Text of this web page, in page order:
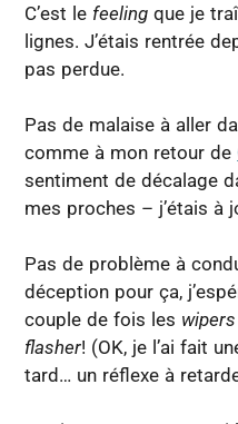
C’est le feeling que je
lignes. J’étais rentrée
pas perdue.
Pas de malaise à aller
comme à mon retour de
sentiment de décalage
mes proches – j’étais à
Pas de problème à
déception pour ça,
couple de fois les wipers
flasher! (OK, je l’ai fait
tard… un réflexe à